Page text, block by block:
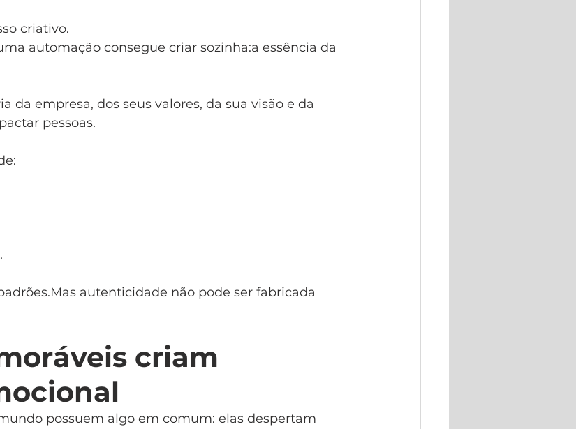
criativo.
automação consegue criar sozinha:a essência da
da empresa, dos seus valores, da sua visão e da
pessoas.
autenticidade não pode ser fabricada
criam
possuem algo em comum: elas despertam